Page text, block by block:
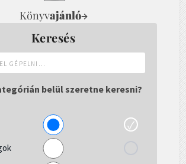
Könyvajánló→
Keresés
el
gépelni...
belül szeretne keresni?